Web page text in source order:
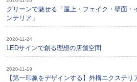
グリーンで魅せる「屋上・フェイク・壁面・
ンテリア」
2020-11-24
LEDサインで創る理想の店舗空間
2020-11-19
【第一印象をデザインする】外構エクステリ